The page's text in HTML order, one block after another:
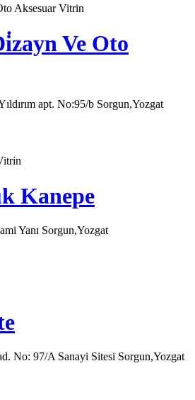
Vitrin
Ve Oto
apt. No:95/b Sorgun,Yozgat
Kanepe
Yanı Sorgun,Yozgat
No: 97/A Sanayi Sitesi Sorgun,Yozgat